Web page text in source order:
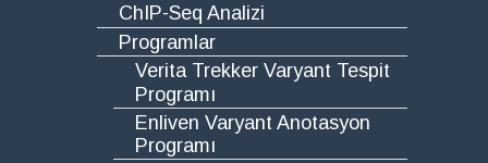
ChIP-Seq Analizi
Programlar
Verita Trekker Varyant Tespit
Programı
Enliven Varyant Anotasyon
Programı